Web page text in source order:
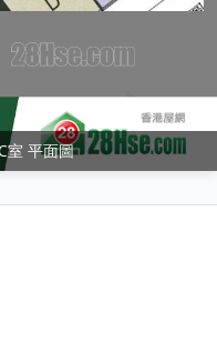
室 平面圖